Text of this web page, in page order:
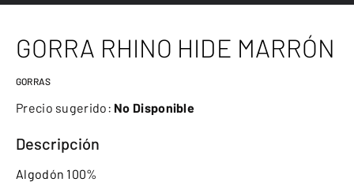
GORRA RHINO HIDE MARRÓN
GORRAS
Precio sugerido: No Disponible
Descripción
Algodón 100%